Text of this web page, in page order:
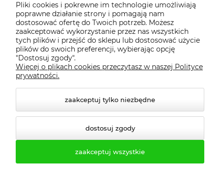
Dostawa - realizacja
Gwarancja i zwroty
Pomoc
Pliki cookies i pokrewne im technologie umożliwiają
poprawne działanie strony i pomagają nam
dostosować ofertę do Twoich potrzeb. Możesz
zaakceptować wykorzystanie przez nas wszystkich
tych plików i przejść do sklepu lub dostosować użycie
plików do swoich preferencji, wybierając opcję
"Dostosuj zgody".
Więcej o plikach cookies przeczytasz w naszej Polityce
prywatności.
zaakceptuj tylko niezbędne
dostosuj zgody
zaakceptuj wszystkie